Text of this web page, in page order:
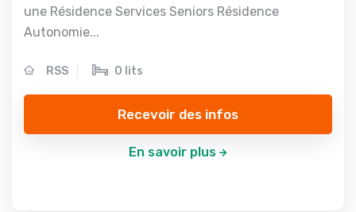
une Résidence Services Seniors Résidence
Autonomie...
RSS 0 lits
Recevoir des infos
En savoir plus